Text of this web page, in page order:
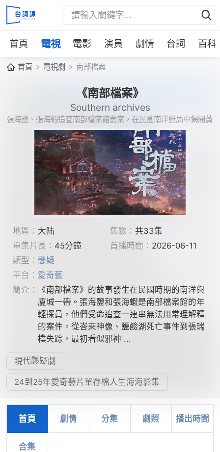
首頁 電視 電影 演員 劇情 台詞 百科
首頁 電視劇 南部檔案
《南部檔案》
Southern archives
張海鹽、張海蝦追查南部檔案館舊案，在民國南洋迷局中揭開黃
昏草與檔案館秘密。
地區： 大陆 集數： 共33集
單集片長： 45分鐘 首播時間： 2026-06-11
類型： 懸疑
平台： 愛奇藝
簡介：
《南部檔案》的故事發生在民國時期的南洋與
廈城一帶。張海鹽和張海蝦是南部檔案館的年
輕探員，他們受命追查一連串無法用常理解釋
的案件。從峇來神像、鹽鹼湖死亡事件到張瑞
樸失踪，最初看似邪神 ...
現代懸疑劇
24到25年愛奇藝片單存檔人生海海影集
首頁 劇情 分集 劇照 播出時間
合集